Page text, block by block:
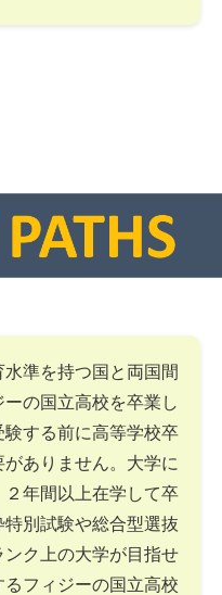
準を持つ国と両国間
の国立高校を卒業し
する前に高等学校卒
ありません。大学に
年間以上在学して卒
別試験や総合型選抜
ク上の大学が目指せ
フィジーの国立高校